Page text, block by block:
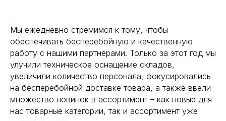
Мы ежедневно стремимся к тому, чтобы
обеспечивать бесперебойную и качественную
работу с нашими партнёрами. Только за этот год мы
улучили техническое оснащение складов,
увеличили количество персонала, фокусировались
на бесперебойной доставке товара, а также ввели
множество новинок в ассортимент – как новые для
нас товарные категории, так и ассортимент уже